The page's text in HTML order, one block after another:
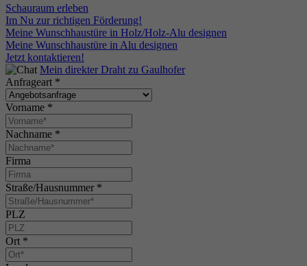
Schauraum erleben
Im Nu zur richtigen Förderung!
Meine Wunschhaustüre in Holz/Holz-Alu designen
Meine Wunschhaustüre in Alu designen
Jetzt kontaktieren!
Mein direkter Draht zu Gaulhofer
Anfrageart *
Vorname *
Nachname *
Firma
Straße/Hausnummer *
PLZ
Ort *